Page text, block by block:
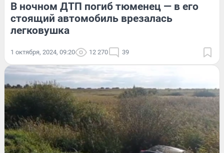
В ночном ДТП погиб тюменец — в его
стоящий автомобиль врезалась
легковушка
1 октября, 2024, 09:20 12 270 39